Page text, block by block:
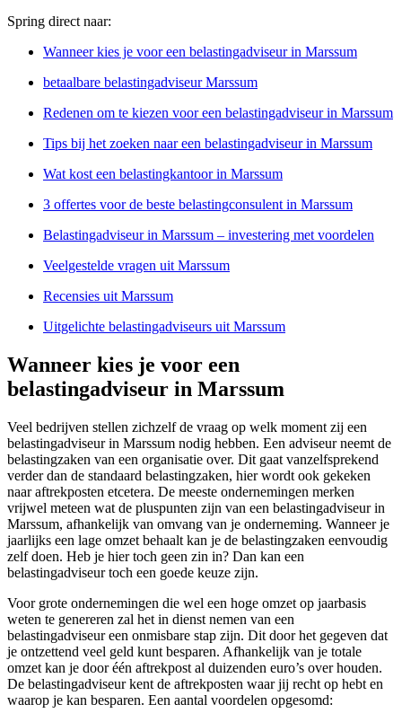
Spring direct naar:
Wanneer kies je voor een belastingadviseur in Marssum
betaalbare belastingadviseur Marssum
Redenen om te kiezen voor een belastingadviseur in Marssum
Tips bij het zoeken naar een belastingadviseur in Marssum
Wat kost een belastingkantoor in Marssum
3 offertes voor de beste belastingconsulent in Marssum
Belastingadviseur in Marssum – investering met voordelen
Veelgestelde vragen uit Marssum
Recensies uit Marssum
Uitgelichte belastingadviseurs uit Marssum
Wanneer kies je voor een
belastingadviseur in Marssum
Veel bedrijven stellen zichzelf de vraag op welk moment zij een
belastingadviseur in Marssum nodig hebben. Een adviseur neemt de
belastingzaken van een organisatie over. Dit gaat vanzelfsprekend
verder dan de standaard belastingzaken, hier wordt ook gekeken
naar aftrekposten etcetera. De meeste ondernemingen merken
vrijwel meteen wat de pluspunten zijn van een belastingadviseur in
Marssum, afhankelijk van omvang van je onderneming. Wanneer je
jaarlijks een lage omzet behaalt kan je de belastingzaken eenvoudig
zelf doen. Heb je hier toch geen zin in? Dan kan een
belastingadviseur toch een goede keuze zijn.
Voor grote ondernemingen die wel een hoge omzet op jaarbasis
weten te genereren zal het in dienst nemen van een
belastingadviseur een onmisbare stap zijn. Dit door het gegeven dat
je ontzettend veel geld kunt besparen. Afhankelijk van je totale
omzet kan je door één aftrekpost al duizenden euro’s over houden.
De belastingadviseur kent de aftrekposten waar jij recht op hebt en
waarop je kan besparen. Een aantal voordelen opgesomd: